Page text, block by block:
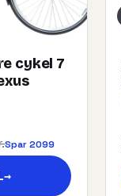
cykel 7
Spar 2099
→